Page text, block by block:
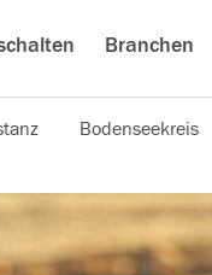
Branchen
Bodenseekreis